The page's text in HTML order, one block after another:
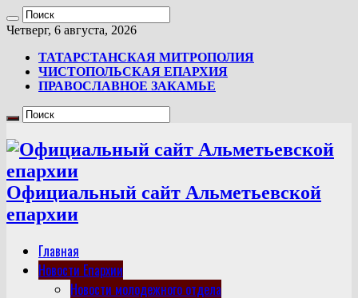
Четверг, 6 августа, 2026
ТАТАРСТАНСКАЯ МИТРОПОЛИЯ
ЧИСТОПОЛЬСКАЯ ЕПАРХИЯ
ПРАВОСЛАВНОЕ ЗАКАМЬЕ
Официальный сайт Альметьевской
епархии
Главная
Новости Епархии
Новости молодежного отдела